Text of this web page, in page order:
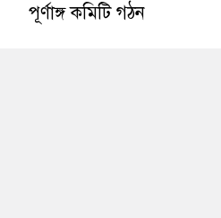
পূর্ণাঙ্গ কমিটি গঠন